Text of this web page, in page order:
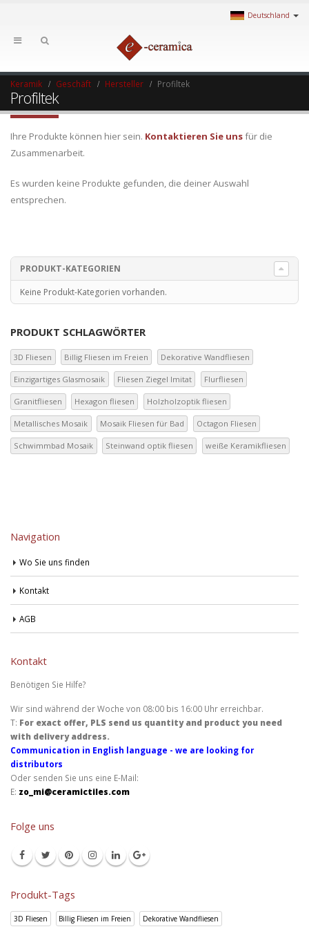
Deutschland
Keramik Geschäft Hersteller Profiltek
Profiltek
Ihre Produkte können hier sein. Kontaktieren Sie unsfür die
Zusammenarbeit.
Es wurden keine Produkte gefunden, die deiner Auswahl
entsprechen.
PRODUKT-KATEGORIEN
Keine Produkt-Kategorien vorhanden.
PRODUKT SCHLAGWÖRTER
3D Fliesen Billig Fliesen im Freien Dekorative Wandfliesen
Einzigartiges Glasmosaik Fliesen Ziegel Imitat Flurfliesen
Granitfliesen Hexagon fliesen Holzholzoptik fliesen
Metallisches Mosaik Mosaik Fliesen für Bad Octagon Fliesen
Schwimmbad Mosaik Steinwand optik fliesen weiße Keramikfliesen
Navigation
Wo Sie uns finden
Kontakt
AGB
Kontakt
Benötigen Sie Hilfe?
Wir sind während der Woche von 08:00 bis 16:00 Uhr erreichbar.
T: For exact offer, PLS send us quantity and product you need
with delivery address.
Communication in English language - we are looking for
distributors
Oder senden Sie uns eine E-Mail:
E: zo_mi@ceramictiles.com
Folge uns
Produkt-Tags
3D Fliesen Billig Fliesen im Freien Dekorative Wandfliesen